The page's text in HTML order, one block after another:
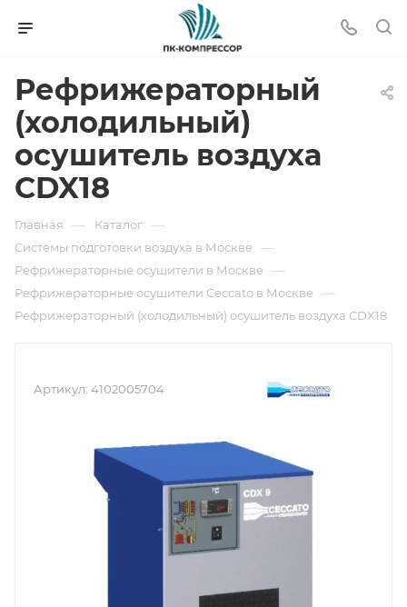
Рефрижераторный
(холодильный)
осушитель воздуха
CDX18
Главная — Каталог —
Системы подготовки воздуха в Москве —
Рефрижераторные осушители в Москве —
Рефрижераторные осушители Ceccato в Москве —
Рефрижераторный (холодильный) осушитель воздуха CDX18
Артикул: 4102005704